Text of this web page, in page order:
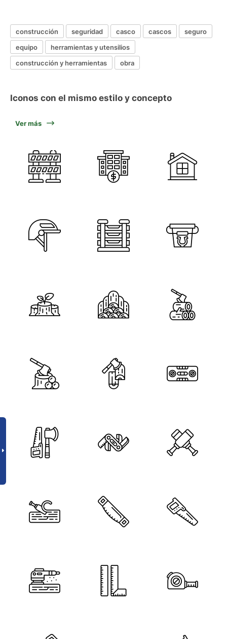
construcción seguridad casco cascos
seguro
equipo
herramientas y utensilios
construcción y herramientas
obra
Iconos con el mismo estilo y concepto
Ver más